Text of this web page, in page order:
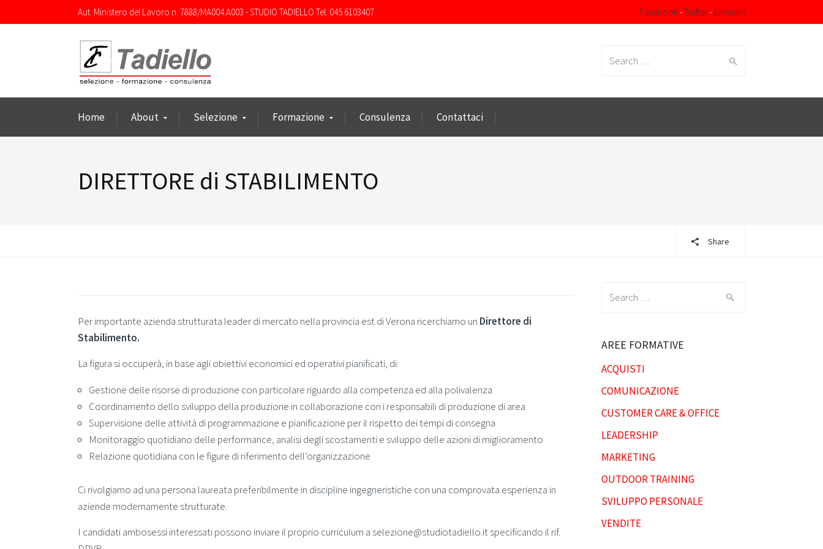
Aut. Ministero del Lavoro n. 7888/MA004.A003 - STUDIO TADIELLO Tel. 045 6103407 Facebook-Twitter- LinkedIn
for:
Home About Selezione Formazione Consulenza Contattaci
DIRETTORE di STABILIMENTO
Share
Per importante azienda strutturata leader di mercato nella provincia est di Verona ricerchiamo un Direttore di
Stabilimento.
La figura si occuperà, in base agli obiettivi economici ed operativi pianificati, di:
Gestione delle risorse di produzione con particolare riguardo alla competenza ed alla polivalenza
Coordinamento dello sviluppo della produzione in collaborazione con i responsabili di produzione di area
Supervisione delle attività di programmazione e pianificazione per il rispetto dei tempi di consegna
Monitoraggio quotidiano delle performance, analisi degli scostamenti e sviluppo delle azioni di miglioramento
Relazione quotidiana con le figure di riferimento dell’organizzazione
Ci rivolgiamo ad una persona laureata preferibilmente in discipline ingegneristiche con una comprovata esperienza in
aziende modernamente strutturate.
I candidati ambosessi interessati possono inviare il proprio curriculum a selezione@studiotadiello.it specificando il rif.
AREE FORMATIVE
ACQUISTI
COMUNICAZIONE
CUSTOMER CARE & OFFICE
LEADERSHIP
MARKETING
OUTDOOR TRAINING
SVILUPPO PERSONALE
VENDITE